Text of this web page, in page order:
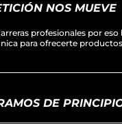
NOS MUEVE
profesionales por eso
para ofrecerte
DE